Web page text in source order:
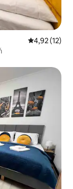
4,92 de uma
4,92 (12)